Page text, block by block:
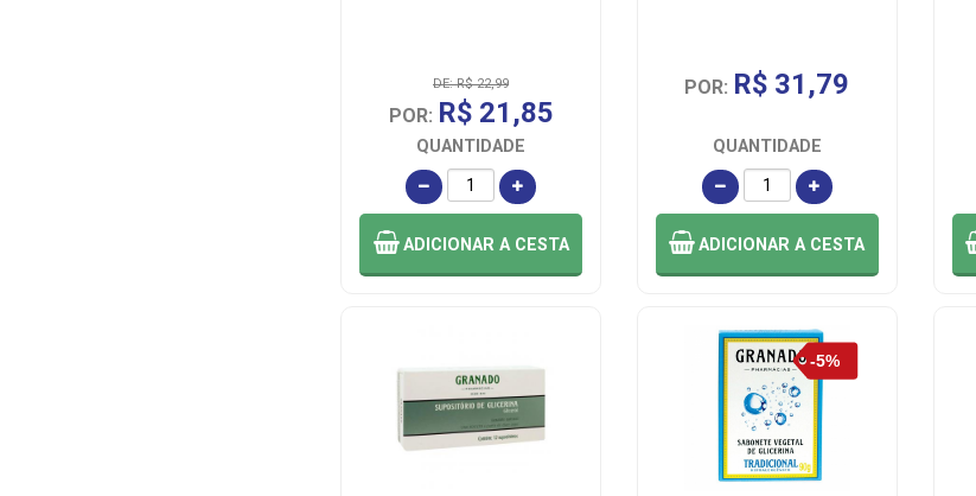
DE: R$ 22,99
POR: R$ 21,85
QUANTIDADE
ADICIONAR A CESTA
POR: R$ 31,79
QUANTIDADE
ADICIONARA CESTA